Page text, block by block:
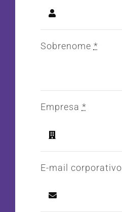
Sobrenome *
Empresa *
E-mail corporativo